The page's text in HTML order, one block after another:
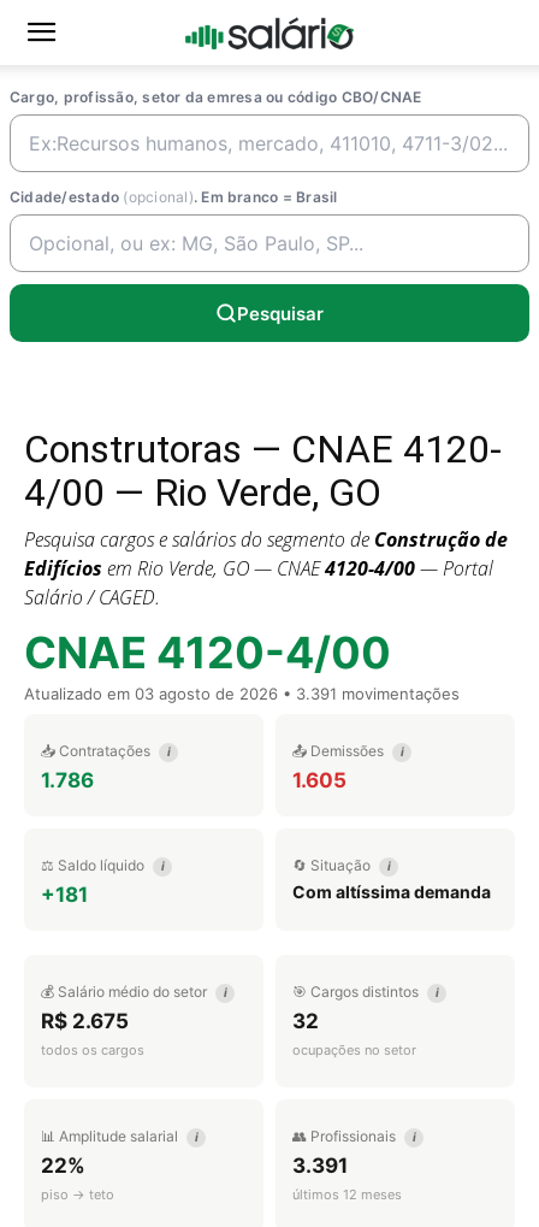
Cargo, profissão, setor da emresa ou código CBO/CNAE
Cidade/estado (opcional). Em branco = Brasil
Pesquisar
Construtoras — CNAE 4120-
4/00 — Rio Verde, GO
Pesquisa cargos e salários do segmento de Construção de
Edifícios em Rio Verde, GO — CNAE4120-4/00— Portal
Salário / CAGED.
CNAE 4120-4/00
Atualizado em 03 agosto de 2026 • 3.391 movimentações
📥 Contratações i
1.786
📤 Demissões i
1.605
⚖️ Saldo líquido i
+181
🔄 Situação i
Com altíssima demanda
💰 Salário médio do setor i
R$ 2.675
todos os cargos
🎯 Cargos distintos i
32
ocupações no setor
📊 Amplitude salarial i
22%
piso → teto
👥 Profissionais i
3.391
últimos 12 meses